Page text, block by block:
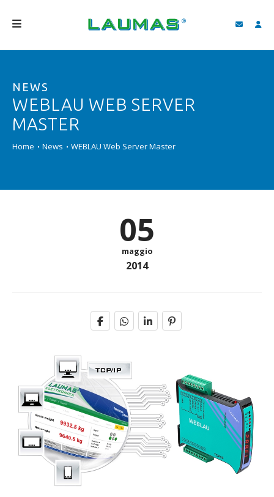
PRODOTTI
SERVIZI
BLOG
NEWS
WEBLAU WEB SERVER
MASTER
Home News WEBLAU Web Server Master
05
maggio
2014